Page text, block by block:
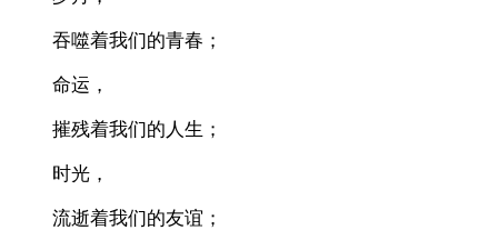
吞噬着我们的青春；
命运，
摧残着我们的人生；
时光，
流逝着我们的友谊；